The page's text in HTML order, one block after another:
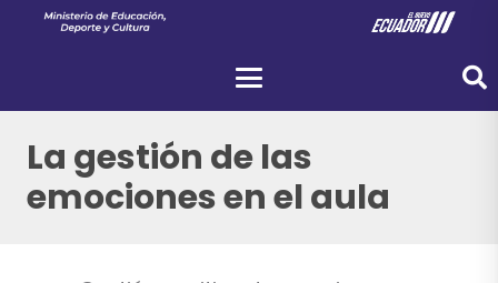
La gestión de las
emociones en el aula